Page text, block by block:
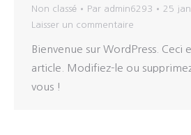
Non classé Par admin6293
25
Laisser un commentaire
Bienvenue sur WordPress. Ceci
article. Modifiez-le ou
vous !